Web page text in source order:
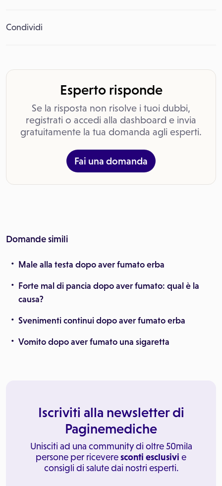
Condividi
Esperto risponde
Se la risposta non risolve i tuoi dubbi,
registrati o accedi alla dashboard e invia
gratuitamente la tua domanda agli esperti.
Fai una domanda
Domande simili
Male alla testa dopo aver fumato erba
Forte mal di pancia dopo aver fumato: qual è la
causa?
Svenimenti continui dopo aver fumato erba
Vomito dopo aver fumato una sigaretta
Iscriviti alla newsletter di
Paginemediche
Unisciti ad una community di oltre 50mila
persone per riceveresconti esclusivi e
consigli di salute dai nostri esperti.